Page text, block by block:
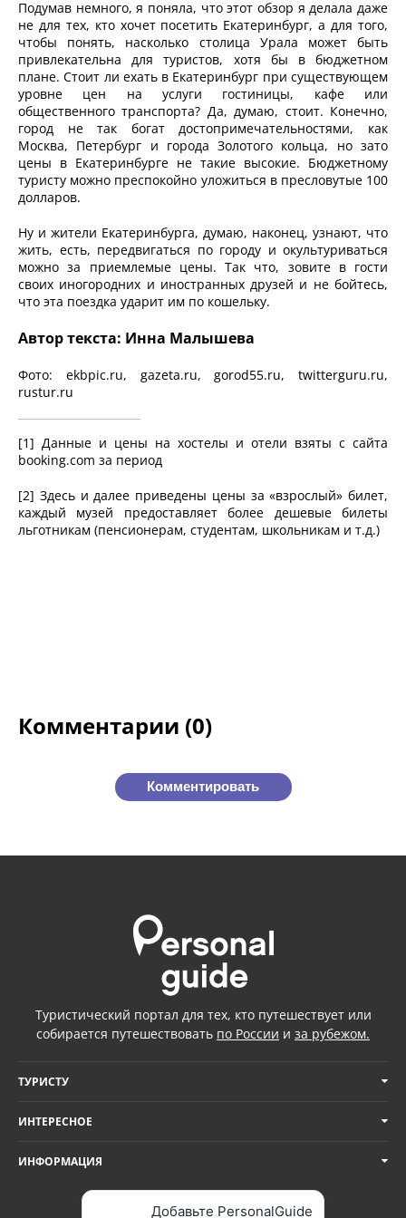
Подумав немного, я поняла, что этот обзор я делала даже
не для тех, кто хочет посетить Екатеринбург, а для того,
чтобы понять, насколько столица Урала может быть
привлекательна для туристов, хотя бы в бюджетном
плане. Стоит ли ехать в Екатеринбург при существующем
уровне цен на услуги гостиницы, кафе или
общественного транспорта? Да, думаю, стоит. Конечно,
город не так богат достопримечательностями, как
Москва, Петербург и города Золотого кольца, но зато
цены в Екатеринбурге не такие высокие. Бюджетному
туристу можно преспокойно уложиться в пресловутые 100
долларов.
Ну и жители Екатеринбурга, думаю, наконец, узнают, что
жить, есть, передвигаться по городу и окультуриваться
можно за приемлемые цены. Так что, зовите в гости
своих иногородних и иностранных друзей и не бойтесь,
что эта поездка ударит им по кошельку.
Автор текста: Инна Малышева
Фото: ekbpic.ru, gazeta.ru, gorod55.ru, twitterguru.ru,
rustur.ru
[1] Данные и цены на хостелы и отели взяты с сайта
booking.com за период
[2] Здесь и далее приведены цены за «взрослый» билет,
каждый музей предоставляет более дешевые билеты
льготникам (пенсионерам, студентам, школьникам и т.д.)
Комментарии (0)
Комментировать
Туристический портал для тех, кто путешествует или
собирается путешествовать по России и за рубежом.
ТУРИСТУ
ИНТЕРЕСНОЕ
ИНФОРМАЦИЯ
Добавьте PersonalGuide